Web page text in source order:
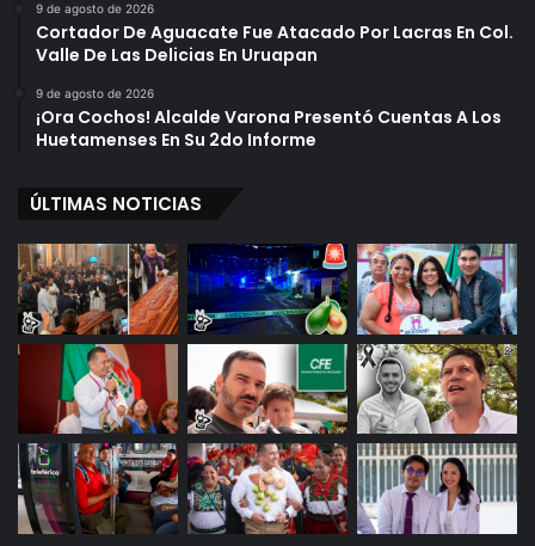
9 de agosto de 2026
Cortador De Aguacate Fue Atacado Por Lacras En Col.
Valle De Las Delicias En Uruapan
9 de agosto de 2026
¡Ora Cochos! Alcalde Varona Presentó Cuentas A Los
Huetamenses En Su 2do Informe
ÚLTIMAS NOTICIAS